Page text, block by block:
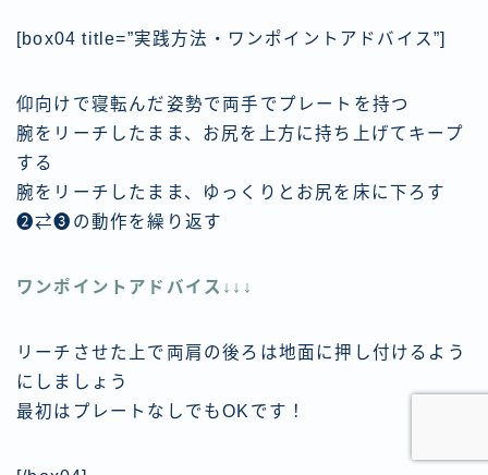
[box04 title=”実践方法・ワンポイントアドバイス”]
仰向けで寝転んだ姿勢で両手でプレートを持つ
腕をリーチしたまま、お尻を上方に持ち上げてキープ
する
腕をリーチしたまま、ゆっくりとお尻を床に下ろす
❷⇄❸の動作を繰り返す
ワンポイントアドバイス↓↓↓
リーチさせた上で両肩の後ろは地面に押し付けるよう
にしましょう
最初はプレートなしでもOKです！